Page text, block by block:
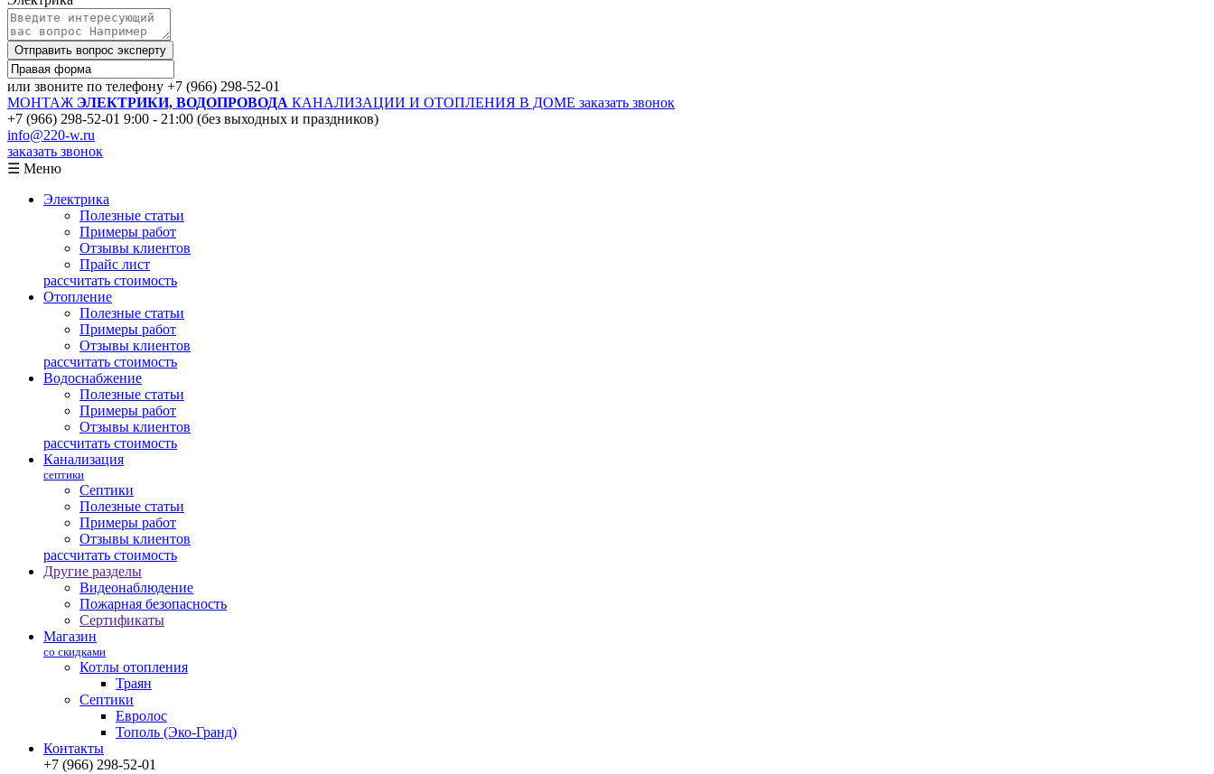
Отправить вопрос эксперту
или звоните по телефону +7 (966) 298-52-01
МОНТАЖ ЭЛЕКТРИКИ, ВОДОПРОВОДА КАНАЛИЗАЦИИ И ОТОПЛЕНИЯ В ДОМЕ заказать звонок
+7 (966) 298-52-01 9:00 - 21:00 (без выходных и праздников)
info@220-w.ru
заказать звонок
☰ Меню
Электрика
Полезные статьи
Примеры работ
Отзывы клиентов
Прайс лист
рассчитать стоимость
Отопление
Полезные статьи
Примеры работ
Отзывы клиентов
рассчитать стоимость
Водоснабжение
Полезные статьи
Примеры работ
Отзывы клиентов
рассчитать стоимость
Канализация
септики
Септики
Полезные статьи
Примеры работ
Отзывы клиентов
рассчитать стоимость
Другие разделы
Видеонаблюдение
Пожарная безопасность
Сертификаты
Магазин
со скидками
Котлы отопления
Траян
Септики
Евролос
Тополь (Эко-Гранд)
Контакты
+7 (966) 298-52-01